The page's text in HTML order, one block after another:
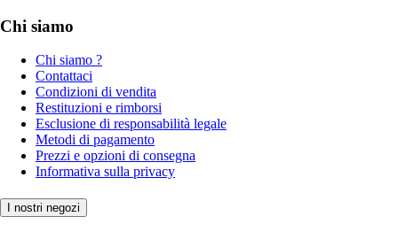
Chi siamo
Chi siamo ?
Contattaci
Condizioni di vendita
Restituzioni e rimborsi
Esclusione di responsabilità legale
Metodi di pagamento
Prezzi e opzioni di consegna
Informativa sulla privacy
I nostri negozi